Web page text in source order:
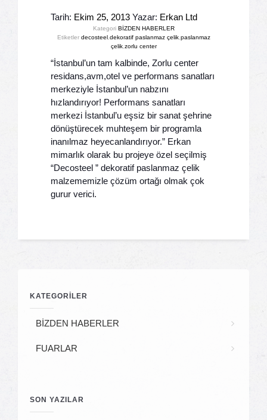
Tarih: Ekim 25, 2013 Yazar: Erkan Ltd
Kategori BİZDEN HABERLER
Etiketler decosteel, dekoratif paslanmaz çelik, paslanmaz
çelik, zorlu center
“İstanbul’un tam kalbinde, Zorlu center
residans,avm,otel ve performans sanatları
merkeziyle İstanbul’un nabzını
hızlandırıyor! Performans sanatları
merkezi İstanbul’u eşsiz bir sanat şehrine
dönüştürecek muhteşem bir programla
inanılmaz heyecanlandırıyor.” Erkan
mimarlık olarak bu projeye özel seçilmiş
“Decosteel ” dekoratif paslanmaz çelik
malzememizle çözüm ortağı olmak çok
gurur verici.
KATEGORİLER
BİZDEN HABERLER
FUARLAR
SON YAZILAR